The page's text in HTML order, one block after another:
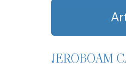
JEROBOAM